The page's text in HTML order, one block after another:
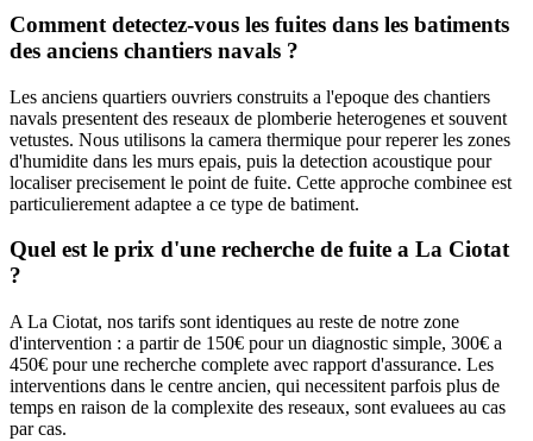
Comment detectez-vous les fuites dans les batiments
des anciens chantiers navals ?
Les anciens quartiers ouvriers construits a l'epoque des chantiers
navals presentent des reseaux de plomberie heterogenes et souvent
vetustes. Nous utilisons la camera thermique pour reperer les zones
d'humidite dans les murs epais, puis la detection acoustique pour
localiser precisement le point de fuite. Cette approche combinee est
particulierement adaptee a ce type de batiment.
Quel est le prix d'une recherche de fuite a La Ciotat
?
A La Ciotat, nos tarifs sont identiques au reste de notre zone
d'intervention : a partir de 150€ pour un diagnostic simple, 300€ a
450€ pour une recherche complete avec rapport d'assurance. Les
interventions dans le centre ancien, qui necessitent parfois plus de
temps en raison de la complexite des reseaux, sont evaluees au cas
par cas.